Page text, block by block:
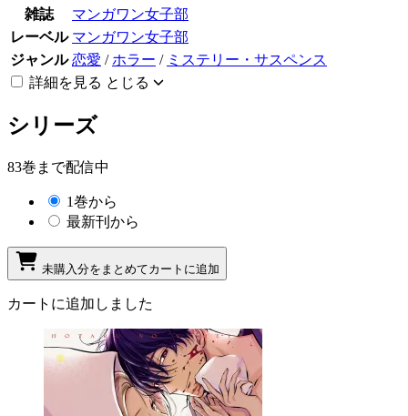
雑誌
マンガワン女子部
レーベル マンガワン女子部
ジャンル 恋愛 / ホラー / ミステリー・サスペンス
詳細を見る とじる
シリーズ
83巻まで配信中
1巻から
最新刊から
未購入分をまとめてカートに追加
カートに追加しました